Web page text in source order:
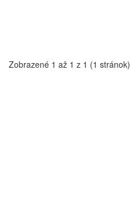
Zobrazené 1 až 1 z 1 (1 stránok)